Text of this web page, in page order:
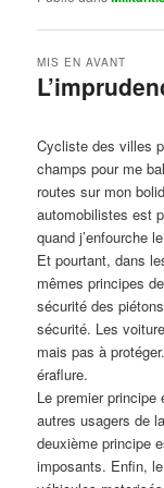
MIS EN AVANT
Cycliste des villes
champs pour me
routes sur mon
automobilistes est
quand j’enfourche
Et pourtant, dans
mêmes principes
sécurité des
sécurité. Les
mais pas à
éraflure.
Le premier
autres usagers de
deuxième principe
imposants. Enfin,